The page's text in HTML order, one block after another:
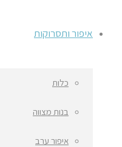
איפור ותסרוקות
כלות
בנות מצווה
איפור ערב